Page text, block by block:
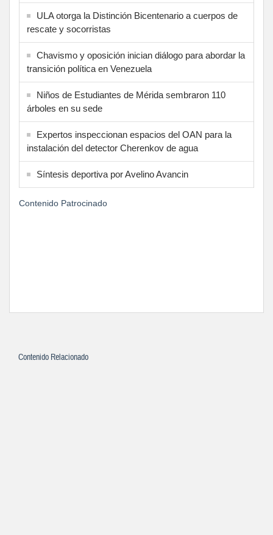
ULA otorga la Distinción Bicentenario a cuerpos de
rescate y socorristas
Chavismo y oposición inician diálogo para abordar la
transición política en Venezuela
Niños de Estudiantes de Mérida sembraron 110
árboles en su sede
Expertos inspeccionan espacios del OAN para la
instalación del detector Cherenkov de agua
Síntesis deportiva por Avelino Avancin
Contenido Patrocinado
Contenido Relacionado